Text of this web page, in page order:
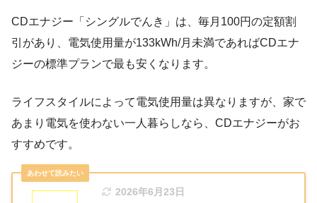
CDエナジー「シングルでんき」は、毎月100円の定額割
引があり、電気使用量が133kWh/月未満であればCDエナ
ジーの標準プランで最も安くなります。
ライフスタイルによって電気使用量は異なりますが、家で
あまり電気を使わない一人暮らしなら、CDエナジーがお
すすめです。
2026年6月23日